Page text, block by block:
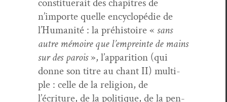
con­stituerait des chapitres de
n’importe quelle ency­clopédie de
l’Humanité : la préhis­toire « sans
autre mémoire que l’empreinte de mains
sur des parois», l’apparition (qui
donne son titre au chant II) mul­ti­
ple : celle de la reli­gion, de
l’écriture, de la poli­tique, de la pen­